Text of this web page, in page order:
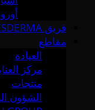
فريق SESDERMA
مقاطع
العيادة
مركز
منتجات
الشؤون